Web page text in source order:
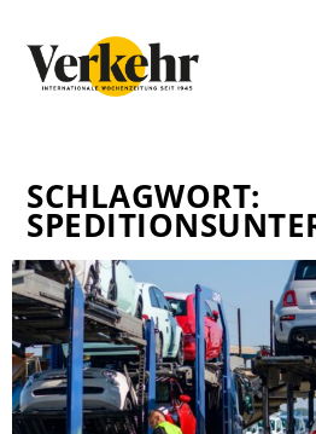
SCHLAGWORT: